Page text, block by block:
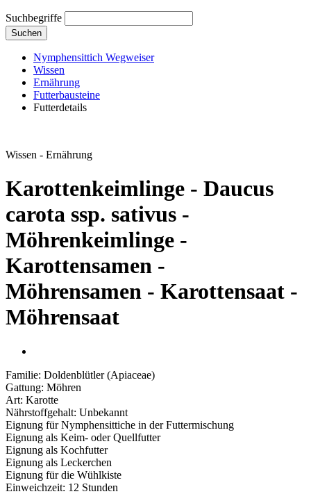
Suchbegriffe
Suchen
Nymphensittich Wegweiser
Wissen
Ernährung
Futterbausteine
Futterdetails
Wissen - Ernährung
Karottenkeimlinge - Daucus
carota ssp. sativus -
Möhrenkeimlinge -
Karottensamen -
Möhrensamen - Karottensaat -
Möhrensaat
Familie: Doldenblütler (Apiaceae)
Gattung: Möhren
Art: Karotte
Nährstoffgehalt: Unbekannt
Eignung für Nymphensittiche in der Futtermischung
Eignung als Keim- oder Quellfutter
Eignung als Kochfutter
Eignung als Leckerchen
Eignung für die Wühlkiste
Einweichzeit: 12 Stunden